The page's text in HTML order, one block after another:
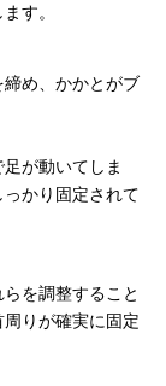
す。
め、かかとがブ
が動いてしま
かり固定されて
を調整すること
りが確実に固定